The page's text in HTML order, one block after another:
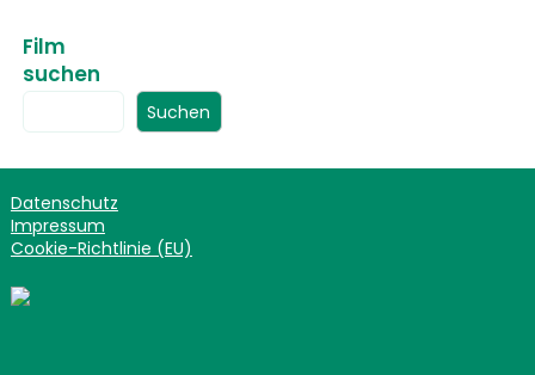
Film
suchen
Suchen
Datenschutz
Impressum
Cookie-Richtlinie (EU)